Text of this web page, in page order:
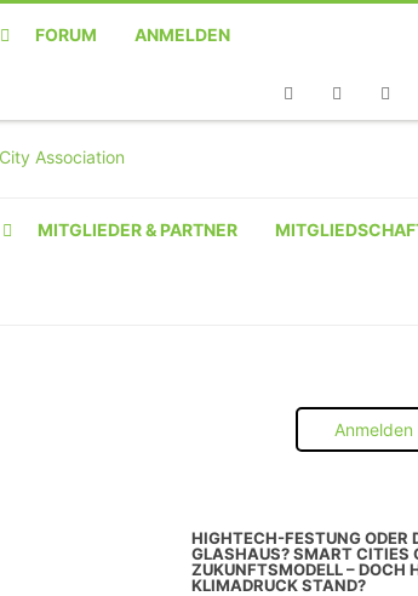
FORUM ANMELDEN
MITGLIEDER & PARTNER
INSTITUTION
Anmelden
HIGHTECH-FESTUNG ODER
GLASHAUS? SMART CITIES
ZUKUNFTSMODELL – DOCH
KLIMADRUCK STAND?